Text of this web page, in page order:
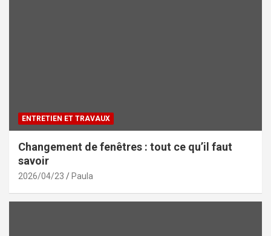
ENTRETIEN ET TRAVAUX
Changement de fenêtres : tout ce qu’il faut
savoir
2026/04/23 Paula